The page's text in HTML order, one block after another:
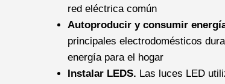
red eléctrica común
Autoproducir y consumir
principales electrodomésticos
energía para el hogar
Instalar LEDS. Las luces LED